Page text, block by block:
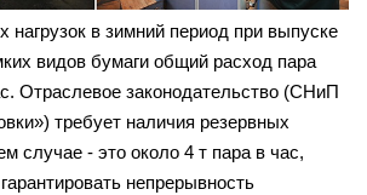
в зимний период при выпуске
видов бумаги общий расход пара
Отраслевое законодательство (СНиП
требует наличия резервных
случае - это около 4 т пара в час,
непрерывность